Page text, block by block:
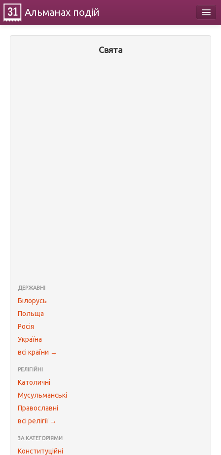
Альманах подій
Свята
ДЕРЖАВНІ
Білорусь
Польща
Росія
Україна
всі країни →
РЕЛІГІЙНІ
Католичні
Мусульманські
Православні
всі релігії →
ЗА КАТЕГОРІЯМИ
Конституційні